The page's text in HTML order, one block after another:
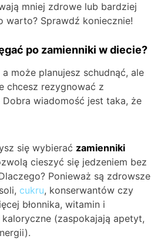
mniej zdrowe lub bardziej
warto? Sprawdź koniecznie!
po zamienniki w diecie?
może planujesz schudnąć, ale
chcesz rezygnować z
Dobra wiadomość jest taka, że
się wybierać zamienniki
cieszyć się jedzeniem bez
Ponieważ są zdrowsze
cukru, konserwantów czy
błonnika, witamin i
kaloryczne (zaspokajają apetyt,